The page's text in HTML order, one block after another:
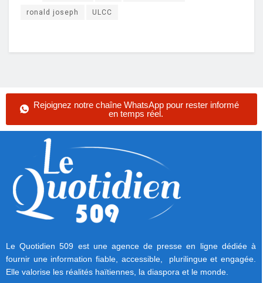
ronald joseph
ULCC
Rejoignez notre chaîne WhatsApp pour rester informé
en temps réel.
Le Quotidien 509 est une agence de presse en ligne dédiée à
fournir une information fiable, accessible, plurilingue et engagée.
Elle valorise les réalités haïtiennes, la diaspora et le monde.